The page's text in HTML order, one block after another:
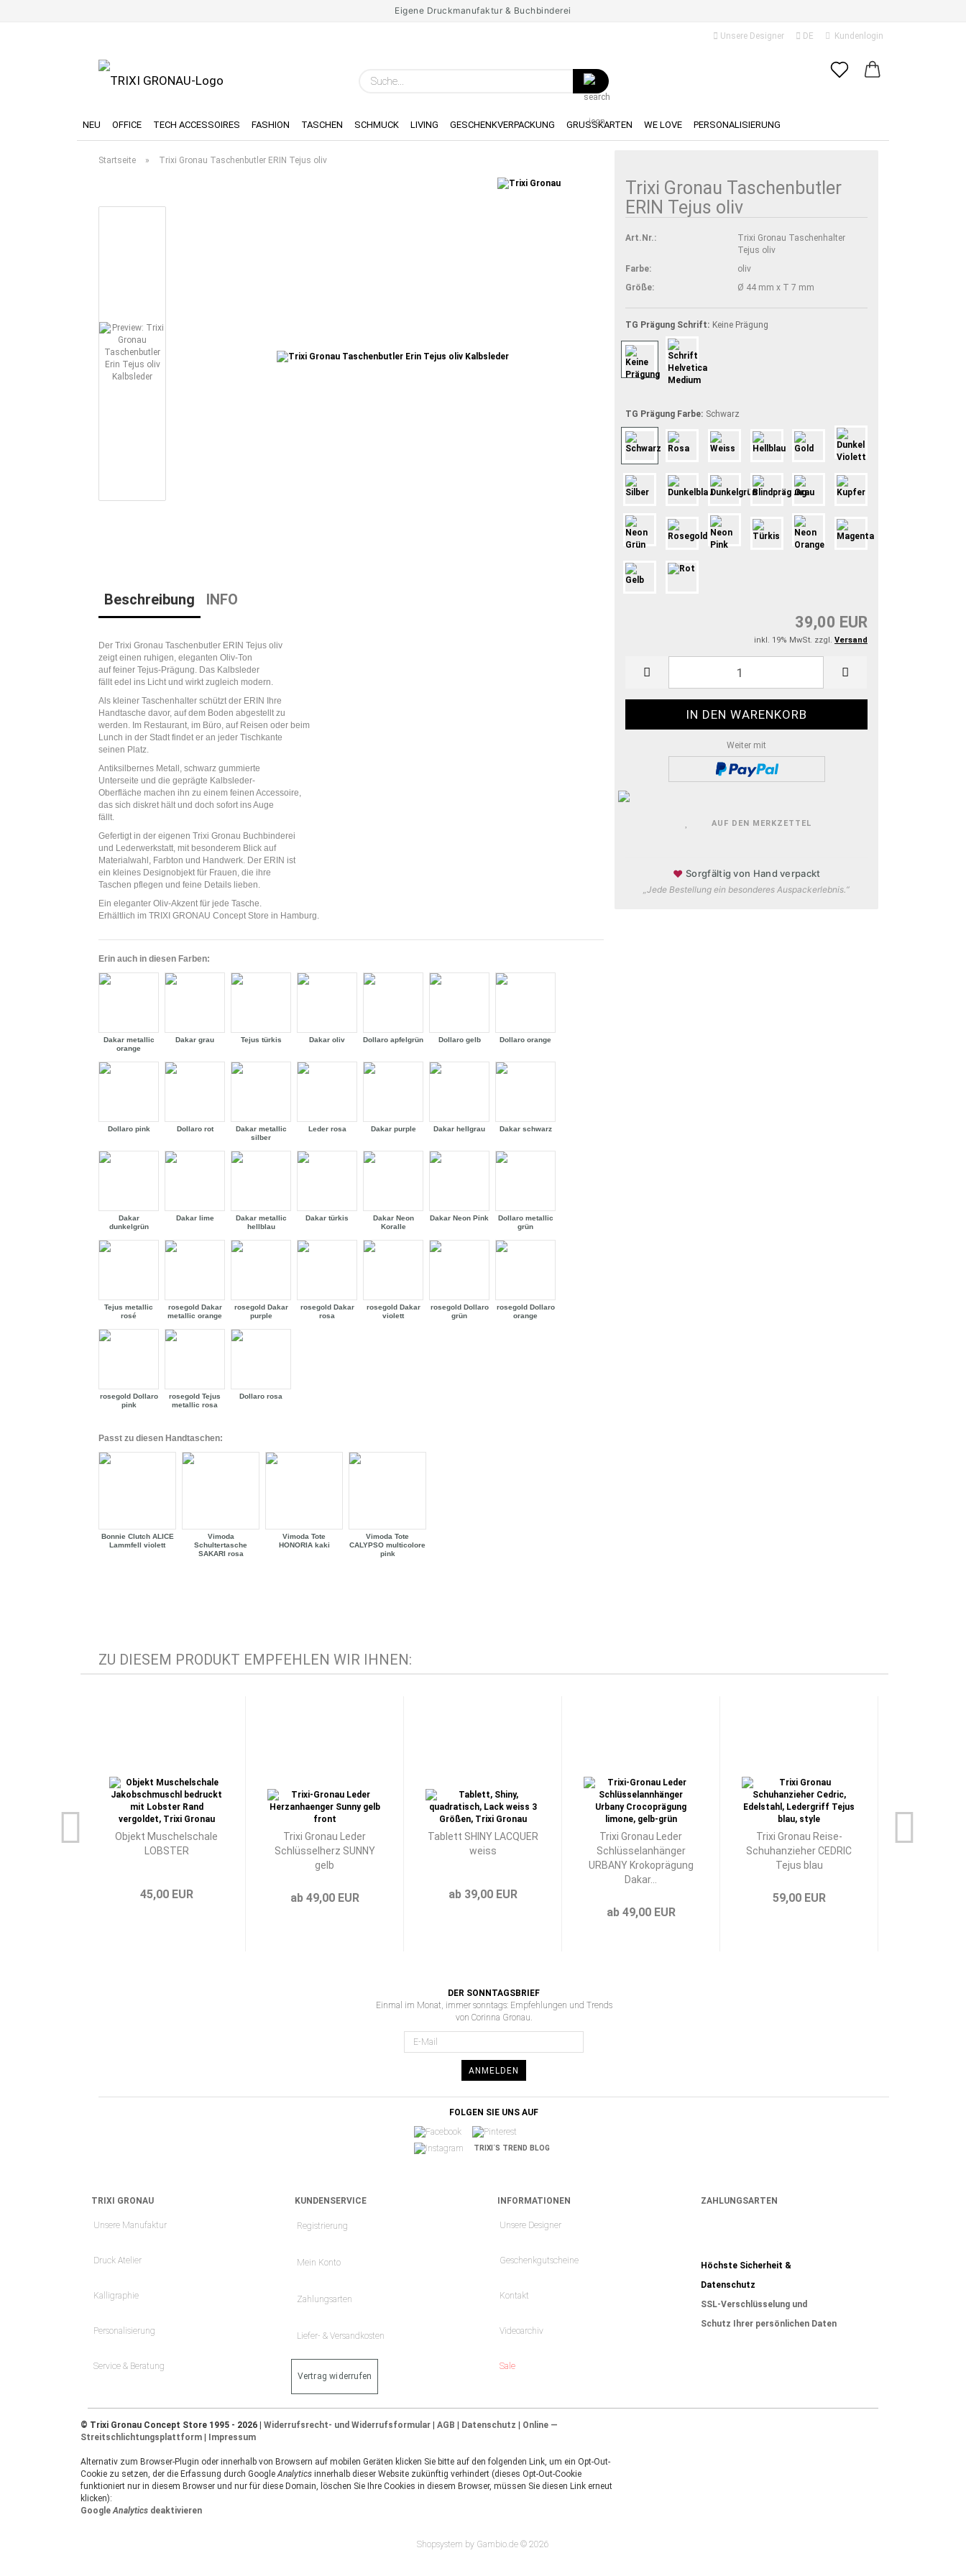
Eigene Druckmanufaktur & Buchbinderei
Unsere Designer DE
Lieferland
Kundenlogin
Passwort vergessen?
Suche...
NEU OFFICE TECH ACCESSOIRES FASHION TASCHEN SCHMUCK LIVING GESCHENKVERPACKUNG GRUSSKARTEN WE LOVE PERSONALISIERUNG
Startseite » Trixi Gronau Taschenbutler ERIN Tejus oliv
Trixi Gronau Taschenbutler
ERIN Tejus oliv
Art.Nr.:
Trixi Gronau Taschenhalter
Tejus oliv
Farbe:
oliv
Größe:
Ø 44 mm x T 7 mm
TG Prägung Schrift: Keine Prägung
TG Prägung Farbe: Schwarz
39,00 EUR
inkl. 19% MwSt. zzgl. Versand
Weiter mit
AUF DEN MERKZETTEL
♥ Sorgfältig von Hand verpackt
„Jede Bestellung ein besonderes Auspackerlebnis.“
Beschreibung INFO
Der Trixi Gronau Taschenbutler ERIN Tejus oliv
zeigt einen ruhigen, eleganten Oliv-Ton
auf feiner Tejus-Prägung. Das Kalbsleder
fällt edel ins Licht und wirkt zugleich modern.
Als kleiner Taschenhalter schützt der ERIN Ihre
Handtasche davor, auf dem Boden abgestellt zu
werden. Im Restaurant, im Büro, auf Reisen oder beim
Lunch in der Stadt findet er an jeder Tischkante
seinen Platz.
Antiksilbernes Metall, schwarz gummierte
Unterseite und die geprägte Kalbsleder-
Oberfläche machen ihn zu einem feinen Accessoire,
das sich diskret hält und doch sofort ins Auge
fällt.
Gefertigt in der eigenen Trixi Gronau Buchbinderei
und Lederwerkstatt, mit besonderem Blick auf
Materialwahl, Farbton und Handwerk. Der ERIN ist
ein kleines Designobjekt für Frauen, die ihre
Taschen pflegen und feine Details lieben.
Ein eleganter Oliv-Akzent für jede Tasche.
Erhältlich im TRIXI GRONAU Concept Store in Hamburg.
Erin auch in diesen Farben:
Dakar metallic
orange
Dakar grau Tejus türkis Dakar oliv Dollaro apfelgrün Dollaro gelb Dollaro orange
Dollaro pink Dollaro rot
Dakar metallic
silber
Leder rosa Dakar purple Dakar hellgrau Dakar schwarz
Dakar
dunkelgrün
Dakar lime
Dakar metallic
hellblau
Dakar türkis
Dakar Neon
Koralle
Dakar Neon Pink
Dollaro metallic
grün
Tejus metallic
rosé
rosegold Dakar
metallic orange
rosegold Dakar
purple
rosegold Dakar
rosa
rosegold Dakar
violett
rosegold Dollaro
grün
rosegold Dollaro
orange
rosegold Dollaro
pink
rosegold Tejus
metallic rosa
Dollaro rosa
Passt zu diesen Handtaschen:
Bonnie Clutch ALICE
Lammfell violett
Vimoda
Schultertasche
SAKARI rosa
Vimoda Tote
HONORIA kaki
Vimoda Tote
CALYPSO multicolore
pink
ZU DIESEM PRODUKT EMPFEHLEN WIR IHNEN:
Objekt Muschelschale
LOBSTER
45,00 EUR
Trixi Gronau Leder
Schlüsselherz SUNNY
gelb
ab 49,00 EUR
Tablett SHINY LACQUER
weiss
ab 39,00 EUR
Trixi Gronau Leder
Schlüsselanhänger
URBANY Krokoprägung
Dakar...
ab 49,00 EUR
Trixi Gronau Reise-
Schuhanzieher CEDRIC
Tejus blau
59,00 EUR
DER SONNTAGSBRIEF
Einmal im Monat, immer sonntags: Empfehlungen und Trends
von Corinna Gronau.
ANMELDEN
FOLGEN SIE UNS AUF
TRIXI´S TREND BLOG
TRIXI GRONAU
Unsere Manufaktur
Druck Atelier
Kalligraphie
Personalisierung
Service & Beratung
KUNDENSERVICE
Registrierung
Mein Konto
Zahlungsarten
Liefer- & Versandkosten
Vertrag widerrufen
INFORMATIONEN
Unsere Designer
Geschenkgutscheine
Kontakt
Videoarchiv
Sale
ZAHLUNGSARTEN
Höchste Sicherheit &
Datenschutz
SSL-Verschlüsselung und
Schutz Ihrer persönlichen Daten
© Trixi Gronau Concept Store 1995 - 2026 | Widerrufsrecht- und Widerrufsformular | AGB | Datenschutz | Online —
Streitschlichtungsplattform | Impressum
Alternativ zum Browser-Plugin oder innerhalb von Browsern auf mobilen Geräten klicken Sie bitte auf den folgenden Link, um ein Opt-Out-
Cookie zu setzen, der die Erfassung durch Google Analytics innerhalb dieser Website zukünftig verhindert (dieses Opt-Out-Cookie
funktioniert nur in diesem Browser und nur für diese Domain, löschen Sie Ihre Cookies in diesem Browser, müssen Sie diesen Link erneut
klicken):
Google Analytics deaktivieren
Shopsystem by Gambio.de © 2026